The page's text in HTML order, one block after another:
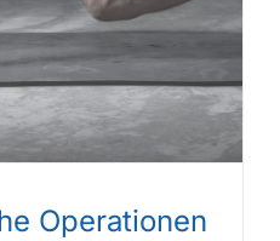
Operationen